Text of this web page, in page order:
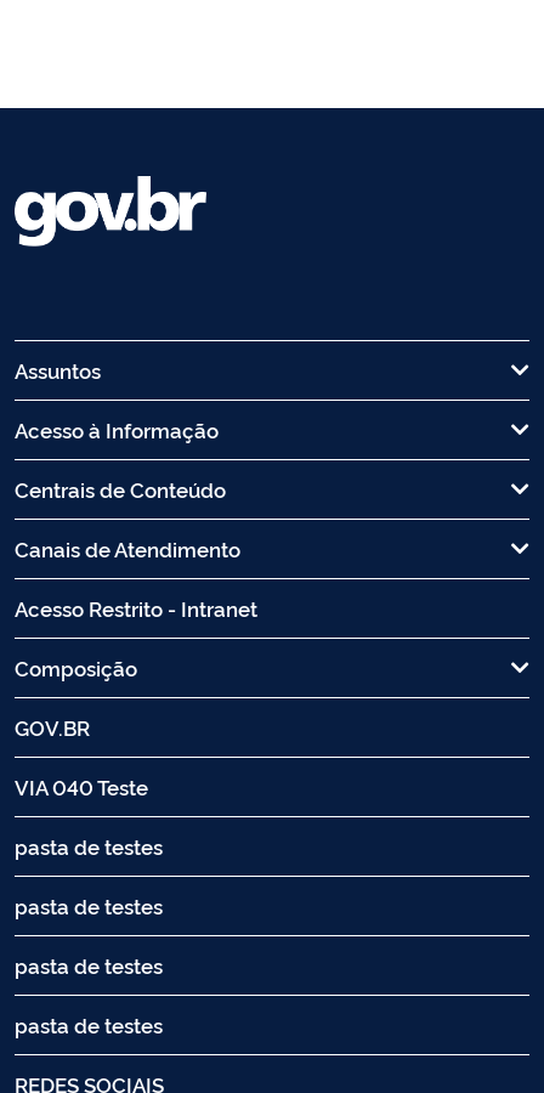
Assuntos
Acesso à Informação
Centrais de Conteúdo
Canais de Atendimento
Acesso Restrito - Intranet
Composição
GOV.BR
VIA 040 Teste
pasta de testes
pasta de testes
pasta de testes
pasta de testes
REDES SOCIAIS